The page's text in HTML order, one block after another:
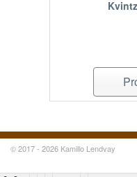
© 2017 - 2026 Kamillo Lendvay